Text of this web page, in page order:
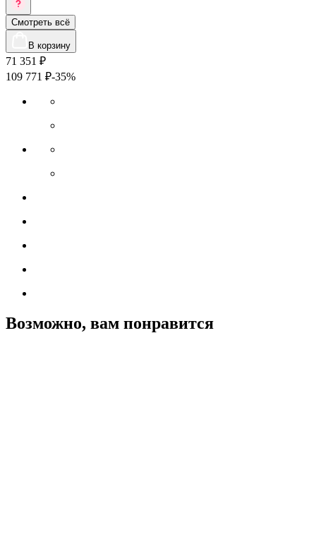
Смотреть всё
В корзину
71 351 ₽
109 771 ₽-35%
Возможно, вам понравится